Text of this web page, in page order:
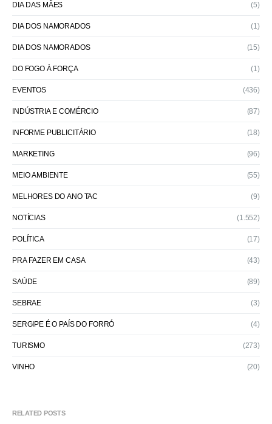
DIA DAS MÃES (5)
DIA DOS NAMORADOS (1)
DIA DOS NAMORADOS (15)
DO FOGO À FORÇA (1)
EVENTOS (436)
INDÚSTRIA E COMÉRCIO (87)
INFORME PUBLICITÁRIO (18)
MARKETING (96)
MEIO AMBIENTE (55)
MELHORES DO ANO TAC (9)
NOTÍCIAS (1.552)
POLÍTICA (17)
PRA FAZER EM CASA (43)
SAÚDE (89)
SEBRAE (3)
SERGIPE É O PAÍS DO FORRÓ (4)
TURISMO (273)
VINHO (20)
RELATED POSTS